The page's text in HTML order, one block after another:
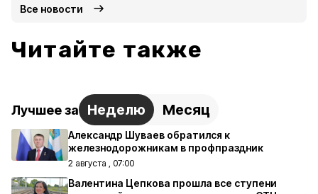
Все новости
Читайте также
Лучшее за Неделю Месяц
Александр Шуваев обратился к
железнодорожникам в профпраздник
2 августа , 07:00
Валентина Цепкова прошла все ступени